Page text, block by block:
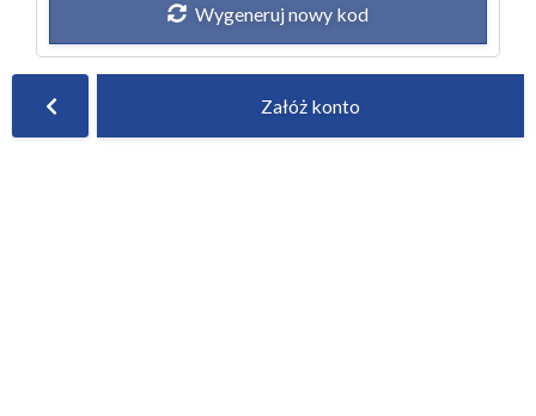
Wygeneruj nowy kod
Załóż konto